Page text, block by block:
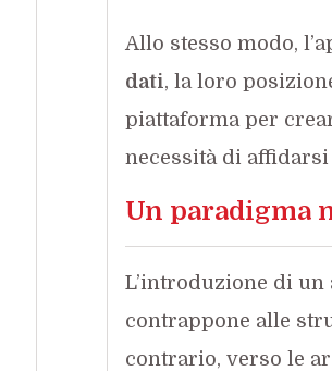
Allo stesso modo,
dati, la loro
piattaforma per
necessità di affidarsi
Un paradigma
L’introduzione di un
contrappone alle
contrario, verso le